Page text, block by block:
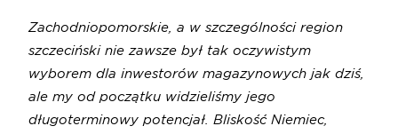
Zachodniopomorskie, a w szczególności region
szczeciński nie zawsze był tak oczywistym
wyborem dla inwestorów magazynowych jak dziś,
ale my od początku widzieliśmy jego
długoterminowy potencjał. Bliskość Niemiec,